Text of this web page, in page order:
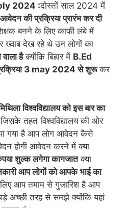
2024 :दोस्तों साल 2024 में
आवेदन की प्रक्रिया प्रारंभ कर दी
बनने के लिए काफी लंबे में
देख रहे थे उन लोगों का
हैक्योंकि बिहार में B.Ed
3 may 2024 से शुरूकर
विश्वविद्यालय को इस बार का
तहत विश्वविद्यालय की ओर
गया है आप लोग आवेदन कैसे
होगी आवेदन करने में क्या
शुल्क लगेगा कागजातक्या
आप लोगों को आपके भाई का
आप तमाम से गुजारिश है आप
अच्छी तरह से समझे क्योंकि यहां